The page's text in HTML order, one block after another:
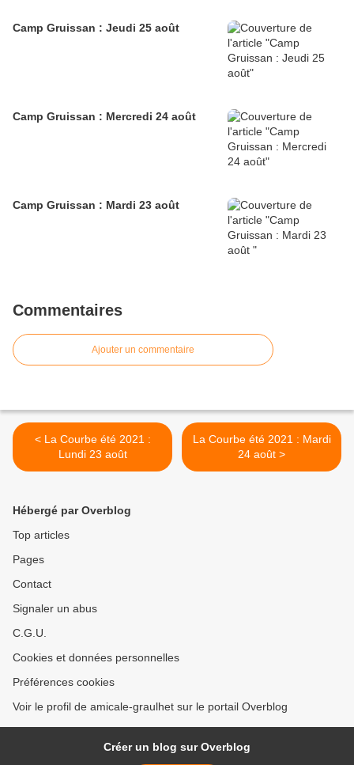
Camp Gruissan : Jeudi 25 août
Camp Gruissan : Mercredi 24 août
Camp Gruissan : Mardi 23 août
Commentaires
Ajouter un commentaire
< La Courbe été 2021 :
Lundi 23 août
La Courbe été 2021 : Mardi
24 août >
Hébergé par Overblog
Top articles
Pages
Contact
Signaler un abus
C.G.U.
Cookies et données personnelles
Préférences cookies
Voir le profil de amicale-graulhet sur le portail Overblog
Créer un blog sur Overblog